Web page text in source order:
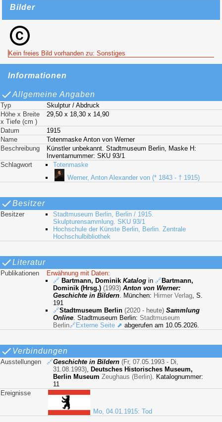
Bilder
Kein freies Bild vorhanden zu: Sonstiges
Informationen
Allgemeine Angaben
Typ
Skulptur / Abdruck
Höhe x Breite
x Tiefe (cm )
29,50 x 18,30 x 14,90
Datum
1915
Name
Totenmaske Anton von Werner
Beschreibung
Künstler unbekannt. Stadtmuseum Berlin, Maske H:
Inventarnummer: SKU 93/1
Schlagwort
Totenmaske
Werner, Anton Alexander von (* 1843 - † 1915)
Besitzer
Besitzer
Stadtmuseum Berlin, Berlin / 1915.
Skulpturensammlung. SKU 93/1
Hochschule der Künste Berlin, Berlin. Zentrale
Hochschulbibliothek
Literatur
Publikationen
Erwähnung mit Daten:
🔗 Bartmann, DominikKatalogin🔗Bartmann,
Dominik (Hrsg.) (1993) Anton von Werner:
Geschichte in Bildern. München: Hirmer Verlag, S.
191
🔗Stadtmuseum Berlin (2020 - heute) Sammlung
Online. Stadtmuseum Berlin:Stadtmuseum
Berlin🔗Externe Seite ⬈ abgerufen am 10.05.2026.
Verbindungen
Ausstellungen 🔗Geschichte in Bildern (Fr, 07.05.1993 - Di,
31.08.1993), Deutsches Historisches Museum,
Berlin Museum Zeughaus (Berlin). Katalognummer:
11
Ereignisse
Mo, 04.01.1915: Tod